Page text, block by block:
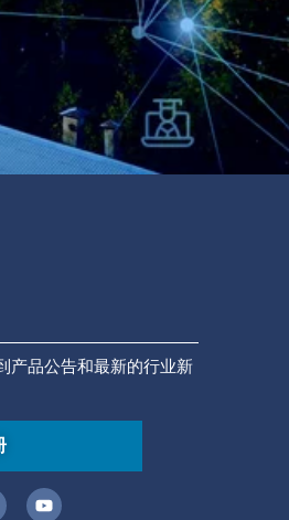
产品公告和最新的行业新